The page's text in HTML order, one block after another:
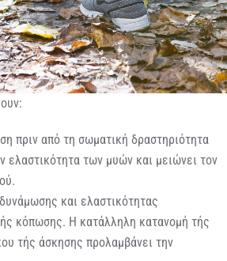
πριν από τη σωματική δραστηριότητα
ελαστικότητα των μυών και μειώνει τον
και ελαστικότητας
κόπωσης. Η κατάλληλη κατανομή τής
τής άσκησης προλαμβάνει την